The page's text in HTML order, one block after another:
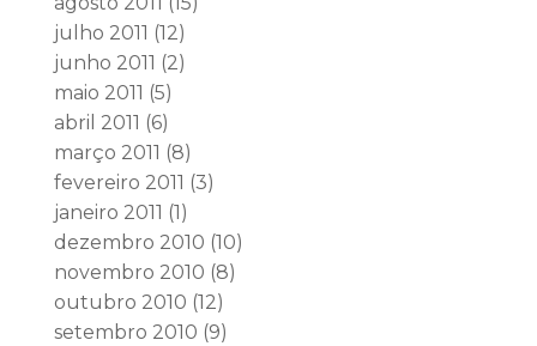
julho 2011 (12)
junho 2011 (2)
maio 2011 (5)
abril 2011 (6)
março 2011 (8)
fevereiro 2011 (3)
janeiro 2011 (1)
dezembro 2010 (10)
novembro 2010 (8)
outubro 2010 (12)
setembro 2010 (9)